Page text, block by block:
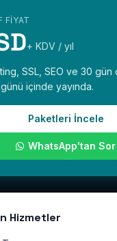
FIYAT
+ KDV / yıl
SSL, SEO ve 30
içinde yayında.
Paketleri İncele
WhatsApp'tan Sor
Hizmetler